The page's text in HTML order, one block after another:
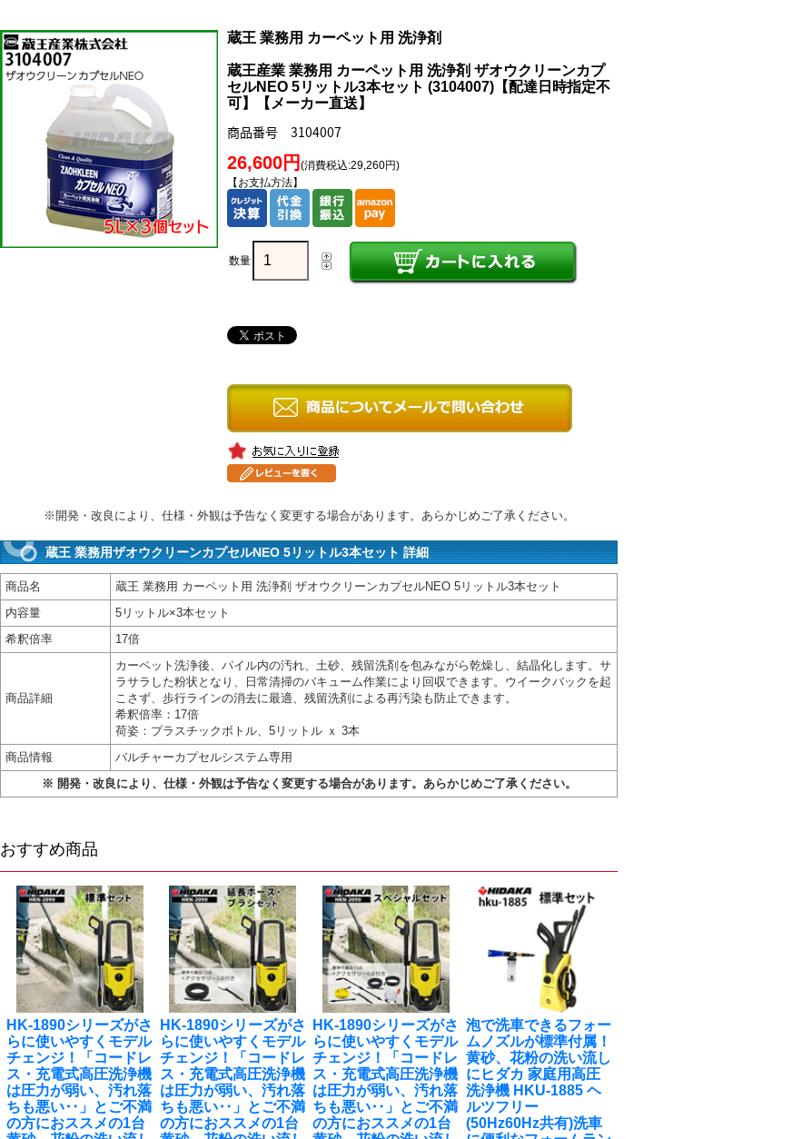
蔵王 業務用 カーペット用 洗浄剤
蔵王産業 業務用 カーペット用 洗浄剤 ザオウクリーンカプ
セルNEO 5リットル3本セット (3104007)【配達日時指定不
可】【メーカー直送】
商品番号 3104007
26,600円 (消費税込:29,260円)
【お支払方法】
数量
※開発・改良により、仕様・外観は予告なく変更する場合があります。あらかじめご了承ください。
蔵王 業務用ザオウクリーンカプセルNEO 5リットル3本セット 詳細
商品名
蔵王 業務用 カーペット用 洗浄剤 ザオウクリーンカプセルNEO 5リットル3本セット
内容量
5リットル×3本セット
希釈倍率
17倍
商品詳細
カーペット洗浄後、パイル内の汚れ、土砂、残留洗剤を包みながら乾燥し、結晶化します。サ
ラサラした粉状となり、日常清掃のバキューム作業により回収できます。ウイークバックを起
こさず、歩行ラインの消去に最適、残留洗剤による再汚染も防止できます。
希釈倍率：17倍
荷姿：プラスチックボトル、5リットル ｘ 3本
商品情報
バルチャーカプセルシステム専用
※ 開発・改良により、仕様・外観は予告なく変更する場合があります。あらかじめご了承ください。
おすすめ商品
HK-1890シリーズがさ
らに使いやすくモデル
チェンジ！「コードレ
ス・充電式高圧洗浄機
は圧力が弱い、汚れ落
ちも悪い‥」とご不満
の方におススメの1台
HK-1890シリーズがさ
らに使いやすくモデル
チェンジ！「コードレ
ス・充電式高圧洗浄機
は圧力が弱い、汚れ落
ちも悪い‥」とご不満
の方におススメの1台
HK-1890シリーズがさ
らに使いやすくモデル
チェンジ！「コードレ
ス・充電式高圧洗浄機
は圧力が弱い、汚れ落
ちも悪い‥」とご不満
の方におススメの1台
泡で洗車できるフォー
ムノズルが標準付属！
黄砂、花粉の洗い流し
に ヒダカ 家庭用高圧
洗浄機 HKU-1885 ヘ
ルツフリー
(50Hz60Hz共有)洗車